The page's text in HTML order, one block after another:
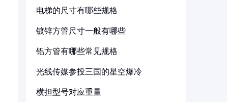
电梯的尺寸有哪些规格
镀锌方管尺寸一般有哪些
铝方管有哪些常见规格
光线传媒参投三国的星空爆冷
横担型号对应重量